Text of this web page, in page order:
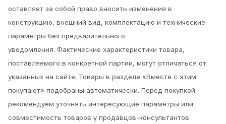
оставляет за собой право вносить изменения в
конструкцию, внешний вид, комплектацию и технические
параметры без предварительного
уведомления. Фактические характеристики товара,
поставляемого в конкретной партии, могут отличаться от
указанных на сайте. Товары в разделе «Вместе с этим
покупают» подобраны автоматически. Перед покупкой
рекомендуем уточнять интересующие параметры или
совместимость товаров у продавцов-консультантов